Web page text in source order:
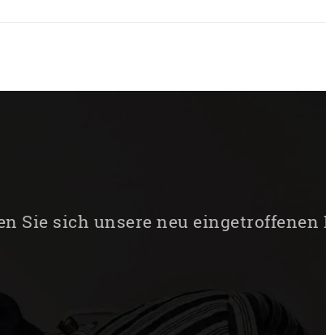
Sie sich unsere neu